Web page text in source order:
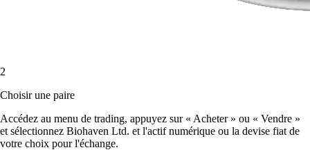
2
Choisir une paire
Accédez au menu de trading, appuyez sur « Acheter » ou « Vendre »
et sélectionnez Biohaven Ltd. et l'actif numérique ou la devise fiat de
votre choix pour l'échange.